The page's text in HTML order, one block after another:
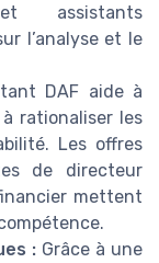
assistants
l’analyse et le
DAF aide à
rationaliser les
Les offres
de directeur
mettent
:Grâce à une